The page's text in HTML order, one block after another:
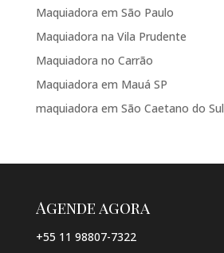
Maquiadora em São Paulo
Maquiadora na Vila Prudente
Maquiadora no Carrão
Maquiadora em Mauá SP
maquiadora em São Caetano do Sul
Agende agora
+55 11 98807-7322